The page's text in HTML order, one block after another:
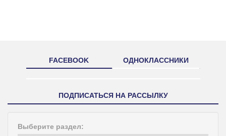
FACEBOOK ОДНОКЛАССНИКИ
ПОДПИСАТЬСЯ НА РАССЫЛКУ
Выберите раздел: